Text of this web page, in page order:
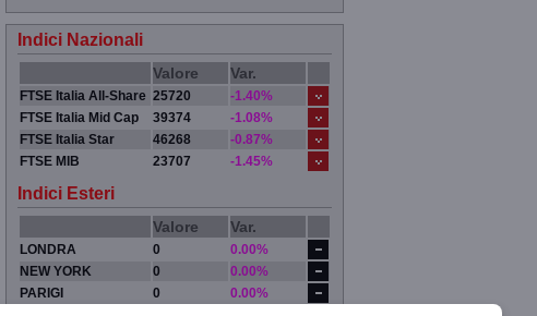
Indici Nazionali
Valore Var.
FTSE Italia All-Share 25720
-1.40%
FTSE Italia Mid Cap
39374
-1.08%
FTSE Italia Star
46268
-0.87%
FTSE MIB
23707 -1.45%
Indici Esteri
Valore Var.
LONDRA 0
0.00%
NEW YORK
0
0.00%
PARIGI
0
0.00%